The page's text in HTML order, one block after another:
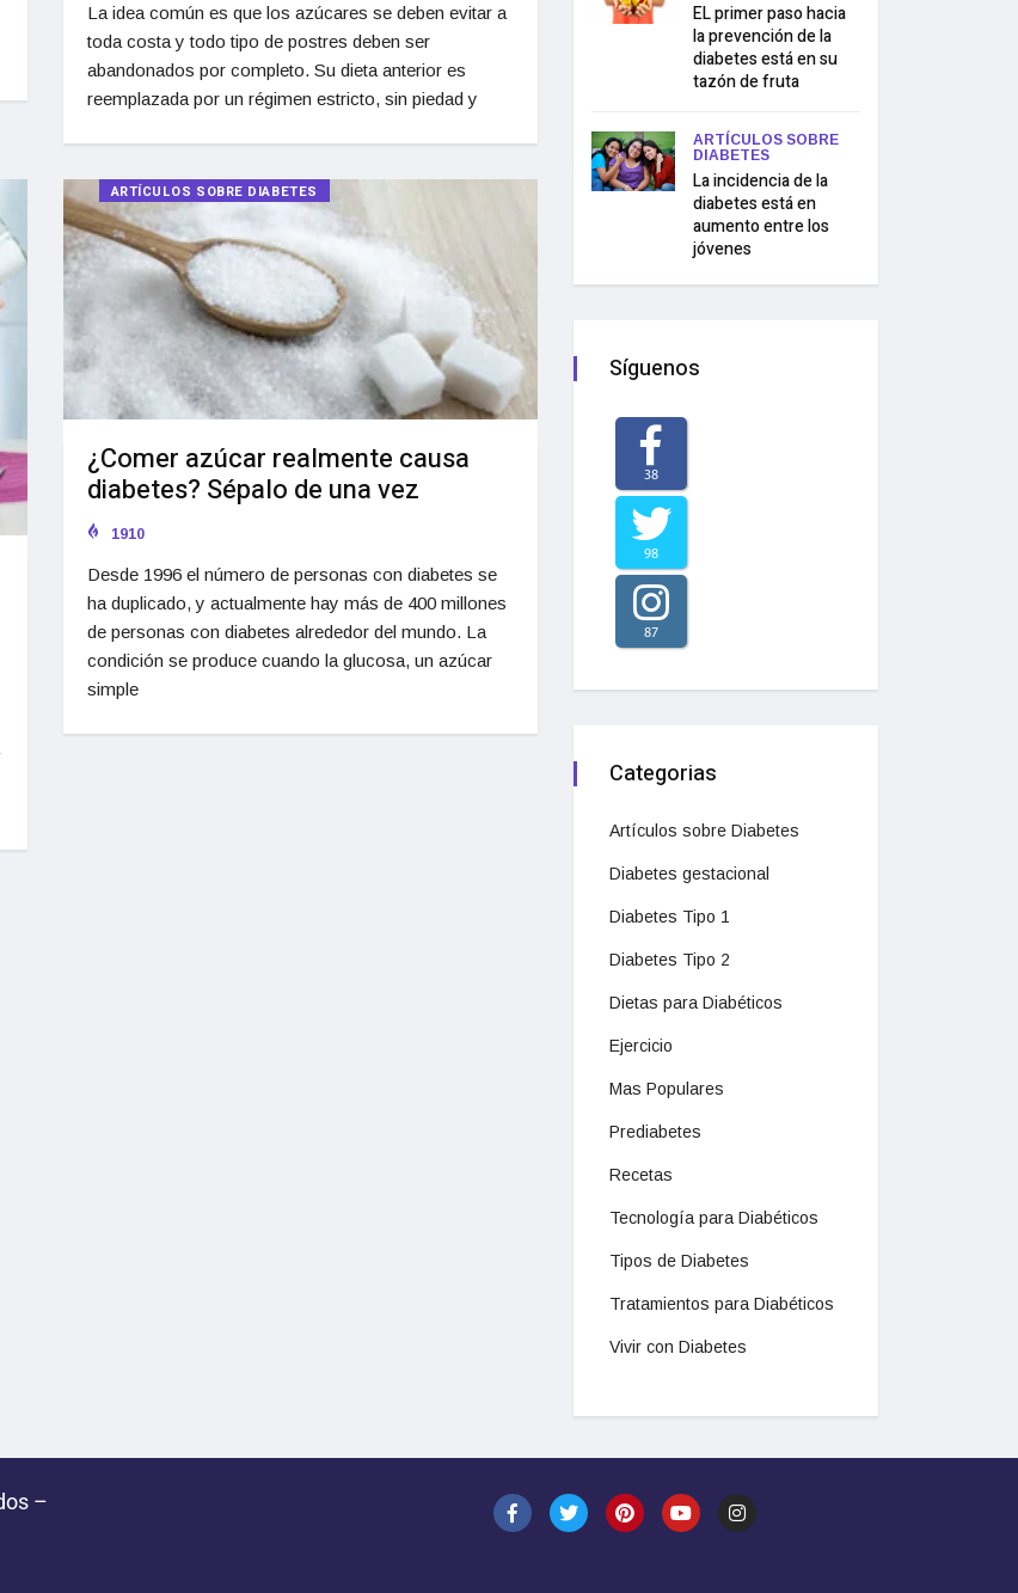
La idea común es que los azúcares se deben evitar a
toda costa y todo tipo de postres deben ser
abandonados por completo. Su dieta anterior es
reemplazada por un régimen estricto, sin piedad y
ARTÍCULOS SOBRE DIABETES
¿Comer azúcar realmente causa
diabetes? Sépalo de una vez
1910
Desde 1996 el número de personas con diabetes se
ha duplicado, y actualmente hay más de 400 millones
de personas con diabetes alrededor del mundo. La
condición se produce cuando la glucosa, un azúcar
simple
EL primer paso hacia
la prevención de la
diabetes está en su
tazón de fruta
ARTÍCULOS SOBRE
DIABETES
La incidencia de la
diabetes está en
aumento entre los
jóvenes
Síguenos
38
98
87
Categorias
Artículos sobre Diabetes
Diabetes gestacional
Diabetes Tipo 1
Diabetes Tipo 2
Dietas para Diabéticos
Ejercicio
Mas Populares
Prediabetes
Recetas
Tecnología para Diabéticos
Tipos de Diabetes
Tratamientos para Diabéticos
Vivir con Diabetes
–